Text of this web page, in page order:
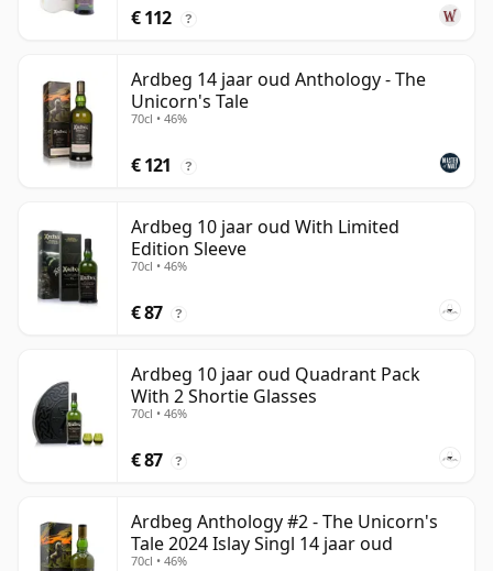
€ 112 ?
Ardbeg 14 jaar oud Anthology - The
Unicorn's Tale
70cl • 46%
€ 121 ?
Ardbeg 10 jaar oud With Limited
Edition Sleeve
70cl • 46%
€ 87 ?
Ardbeg 10 jaar oud Quadrant Pack
With 2 Shortie Glasses
70cl • 46%
€ 87 ?
Ardbeg Anthology #2 - The Unicorn's
Tale 2024 Islay Singl 14 jaar oud
70cl • 46%